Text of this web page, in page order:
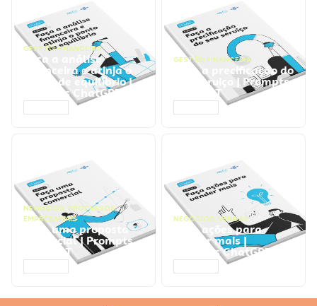
GESTÃO FINANCEIRA
Faça a análise
financeira e atinja o
ponto de equilíbrio |
Prompts ChatGPT
GESTÃO FINANCEIRA
Faça a precificação do
seu serviço | Prompts
ChatGPT
NEGÓCIOS, PROCESSOS
EMPRESARIAIS
Faça uma proposta
comercial | Prompts
ChatGPT
NEGÓCIOS, VENDAS
Faça ações para
vender mais |
Prompts ChatGPT